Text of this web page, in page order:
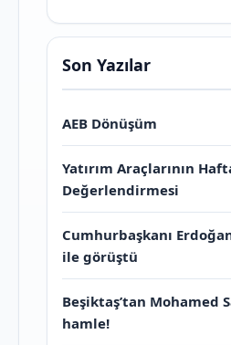
Son Yazılar
AEB Dönüşüm
Yatırım Araçlarının
Değerlendirmesi
Cumhurbaşkanı
ile görüştü
Beşiktaş’tan Mohamed
hamle!